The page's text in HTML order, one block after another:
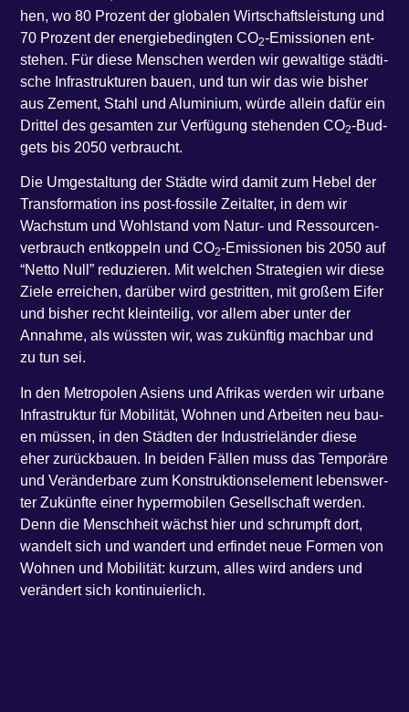
hen, wo 80 Pro­zent der glo­ba­len Wirt­schafts­leis­tung und
70 Pro­zent der ener­gie­be­ding­ten CO2-Emis­sio­nen ent­
ste­hen. Für die­se Men­schen wer­den wir gewal­ti­ge städ­ti­
sche Infra­struk­tu­ren bau­en, und tun wir das wie bis­her
aus Zement, Stahl und Alu­mi­ni­um, wür­de allein dafür ein
Drit­tel des gesam­ten zur Ver­fü­gung ste­hen­den CO2-Bud­
gets bis 2050 verbraucht.
Die Umge­stal­tung der Städ­te wird damit zum Hebel der
Trans­for­ma­ti­on ins post-fos­si­le Zeit­al­ter, in dem wir
Wachs­tum und Wohl­stand vom Natur- und Res­sour­cen­
ver­brauch ent­kop­peln und CO2-Emis­sio­nen bis 2050 auf
​“Net­to Null” redu­zie­ren. Mit wel­chen Stra­te­gi­en wir die­se
Zie­le errei­chen, dar­über wird gestrit­ten, mit gro­ßem Eifer
und bis­her recht klein­tei­lig, vor allem aber unter der
Annah­me, als wüss­ten wir, was zukünf­tig mach­bar und
zu tun sei.
In den Metro­po­len Asi­ens und Afri­kas wer­den wir urba­ne
Infra­struk­tur für Mobi­li­tät, Woh­nen und Arbei­ten neu bau­
en müs­sen, in den Städ­ten der Indus­trie­län­der die­se
eher zurück­bau­en. In bei­den Fäl­len muss das Tem­po­rä­re
und Ver­än­der­ba­re zum Kon­struk­ti­ons­ele­ment lebens­wer­
ter Zukünf­te einer hyper­mo­bi­len Gesell­schaft wer­den.
Denn die Mensch­heit wächst hier und schrumpft dort,
wan­delt sich und wan­dert und erfin­det neue For­men von
Woh­nen und Mobi­li­tät: kurz­um, alles wird anders und
ver­än­dert sich kontinuierlich.